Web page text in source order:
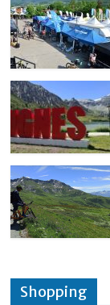
Shopping